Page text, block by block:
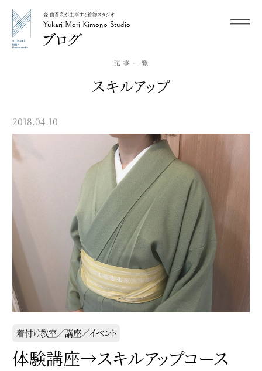
Yukari Mori Kimono Studio
森 由香利が主宰する着物スタジオ
Yukari Mori Kimono Studio メニュー
スキルアップ
2018.04.10
着付け教室／講座／イベント
体験講座→スキルアップコース